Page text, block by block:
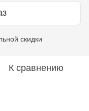
скидки
К сравнению